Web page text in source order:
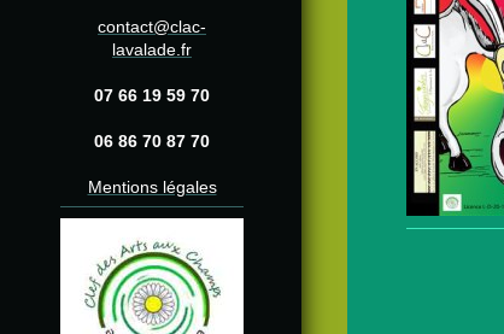
contact@clac-
lavalade.fr
07 66 19 59 70
06 86 70 87 70
Mentions légales